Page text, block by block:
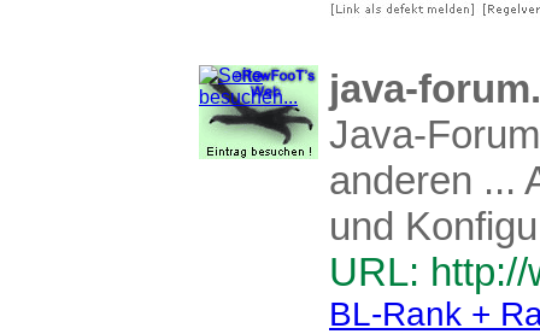
java-
Java-
anderen ...
und
URL:
BL-Rank +